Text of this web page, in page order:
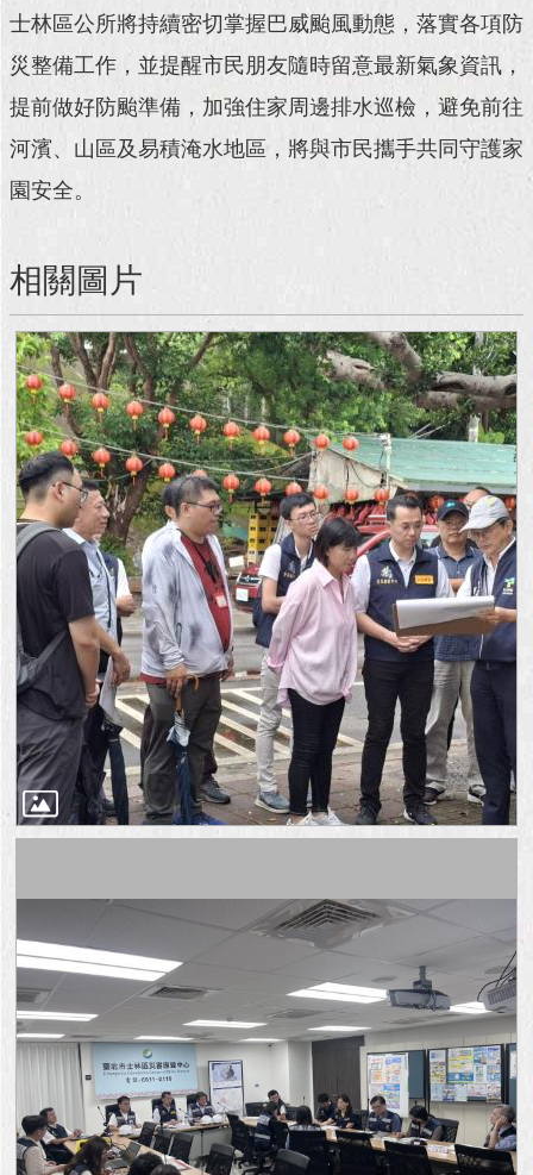
動
主
題
回
首
頁
站
覽
English
常
見
問
答
即
聞
澄
清
雙
語
詞
彙
北
陳
情
系
統
民
參
士林區公所將持續密切掌握巴威颱風動態，落實各項防
災整備工作，並提醒市民朋友隨時留意最新氣象資訊，
提前做好防颱準備，加強住家周邊排水巡檢，避免前往
河濱、山區及易積淹水地區，將與市民攜手共同守護家
園安全。
相關圖片